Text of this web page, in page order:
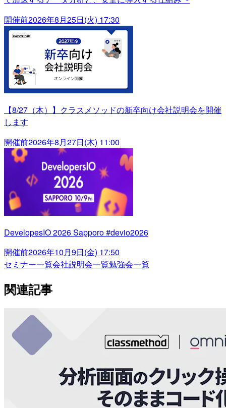
開催前2026年8月25日(火) 17:30
【8/27（木）】クラスメソッドの新卒向け会社説明会を開催
します
開催前2026年8月27日(木) 11:00
DevelopesIO 2026 Sapporo #devio2026
開催前2026年10月9日(金) 17:50
セミナー一覧会社説明会一覧勉強会一覧
関連記事